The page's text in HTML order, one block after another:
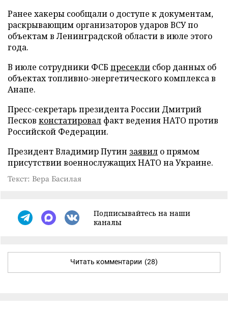
Ранее хакеры сообщали о доступе к документам,
раскрывающим организаторов ударов ВСУ по
объектам в Ленинградской области в июле этого
года.
В июле сотрудники ФСБ пресекли сбор данных об
объектах топливно-энергетического комплекса в
Анапе.
Пресс-секретарь президента России Дмитрий
Песков констатировал факт ведения НАТО против
Российской Федерации.
Президент Владимир Путин заявил о прямом
присутствии военнослужащих НАТО на Украине.
Текст: Вера Басилая
Подписывайтесь на наши
каналы
Читать комментарии (28)